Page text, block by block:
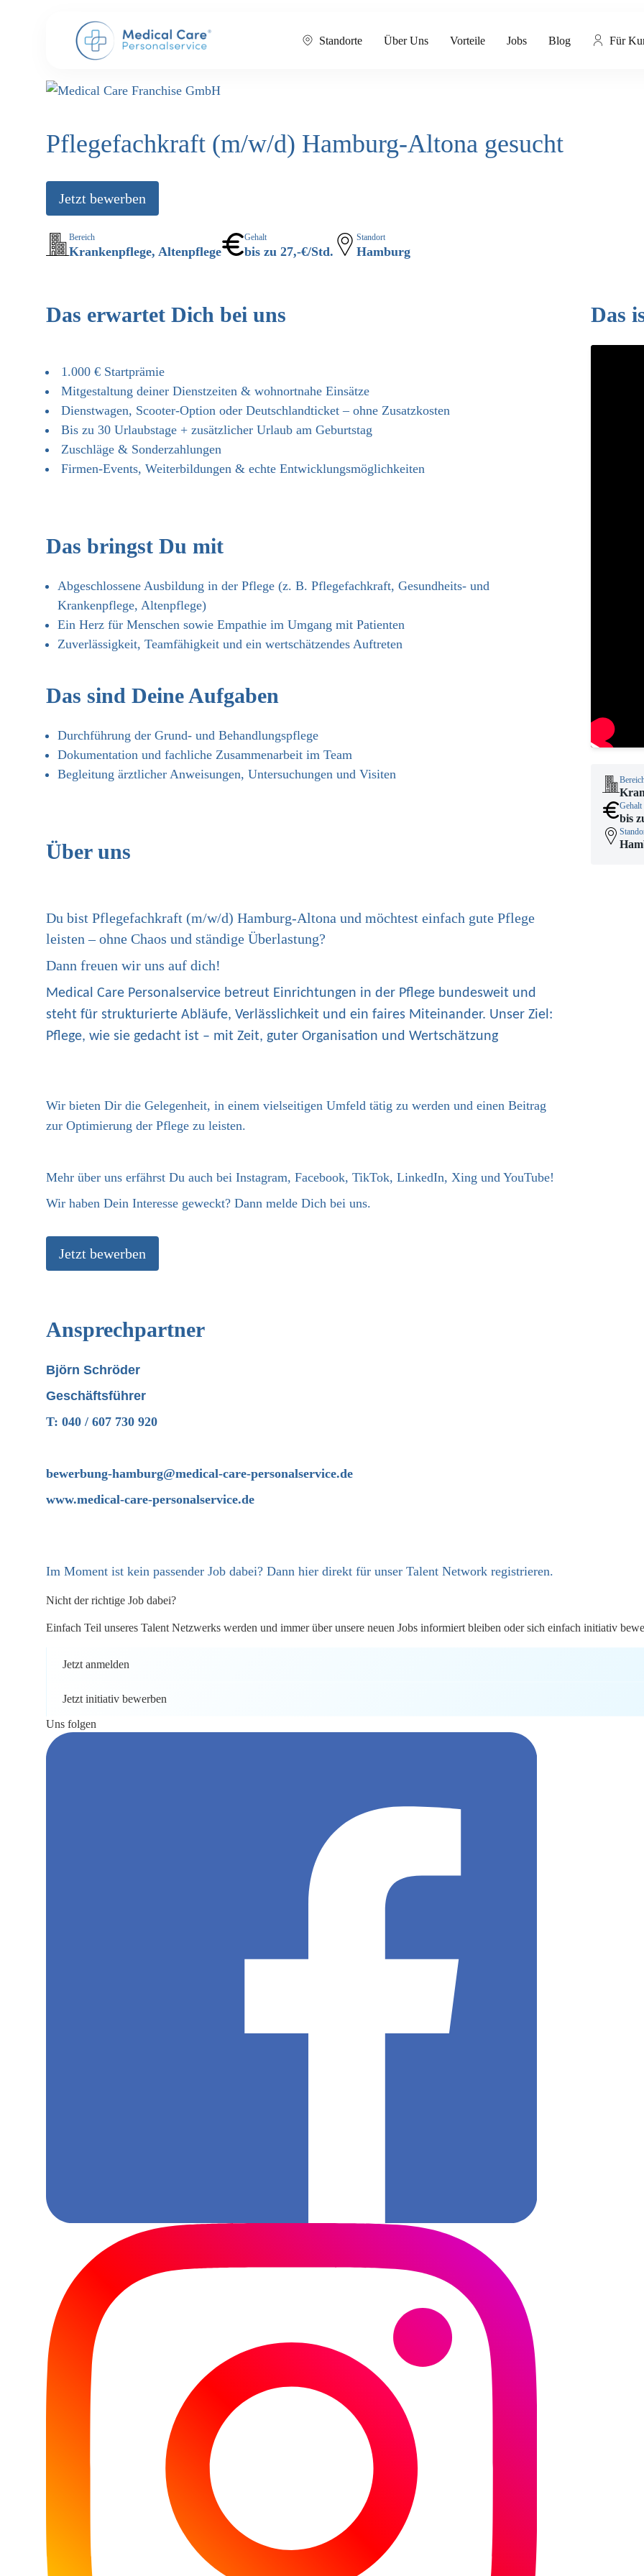
Standorte Über Uns Vorteile Jobs Blog Für
Pflegefachkraft (m/w/d) Hamburg-Altona gesucht
Jetzt bewerben
Bereich
Krankenpflege, Altenpflege
Gehalt
bis zu 27,-€/Std.
Standort
Hamburg
Über uns
Du bist Pflegefachkraft (m/w/d) Hamburg-Altona und möchtest einfach gute Pflege
leisten – ohne Chaos und ständige Überlastung?
Dann freuen wir uns auf dich!
Medical Care Personalservice betreut Einrichtungen in der Pflege bundesweit und
steht für strukturierte Abläufe, Verlässlichkeit und ein faires Miteinander. Unser Ziel:
Pflege, wie sie gedacht ist – mit Zeit, guter Organisation und Wertschätzung
Das erwartet Dich bei uns
1.000 € Startprämie
Mitgestaltung deiner Dienstzeiten & wohnortnahe Einsätze
Dienstwagen, Scooter-Option oder Deutschlandticket–ohne Zusatzkosten
Bis zu 30 Urlaubstage + zusätzlicher Urlaub am Geburtstag
Zuschläge & Sonderzahlungen
Firmen-Events, Weiterbildungen & echte Entwicklungsmöglichkeiten
Das bringst Du mit
Abgeschlossene Ausbildung in der Pflege (z. B. Pflegefachkraft, Gesundheits- und
Krankenpflege, Altenpflege)
Ein Herz für Menschen sowie Empathie im Umgang mit Patienten
Zuverlässigkeit, Teamfähigkeit und ein wertschätzendes Auftreten
Das sind Deine Aufgaben
Durchführung der Grund- und Behandlungspflege
Dokumentation und fachliche Zusammenarbeit im Team
Begleitung ärztlicher Anweisungen, Untersuchungen und Visiten
Wir bieten Dir die Gelegenheit, in einem vielseitigen Umfeld tätig zu werden und einen Beitrag
zur Optimierung der Pflege zu leisten.
Mehr über uns erfährst Du auch bei Instagram, Facebook, TikTok, LinkedIn, Xing und YouTube!
Wir haben Dein Interesse geweckt? Dann melde Dich bei uns.
Jetzt bewerben
Ansprechpartner
Björn Schröder
Geschäftsführer
T: 040 / 607 730 920
bewerbung-hamburg@medical-care-personalservice.de
www.medical-care-personalservice.de
Im Moment ist kein passender Job dabei? Dann hier direkt für unser Talent Network registrieren.
Das
Gehalt
bis
Nicht der richtige Job dabei?
Einfach Teil unseres Talent Netzwerks werden und immer über unsere neuen Jobs informiert bleiben oder sich einfach initiativ
Jetzt anmelden
Jetzt initiativ bewerben
Uns folgen